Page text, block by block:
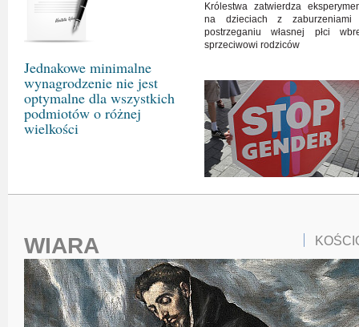
Jednakowe minimalne
wynagrodzenie nie jest
optymalne dla wszystkich
podmiotów o różnej
wielkości
Królestwa zatwierdza
na dzieciach z zaburzeniami
postrzeganiu własnej płci
sprzeciwowi rodziców
WIARA